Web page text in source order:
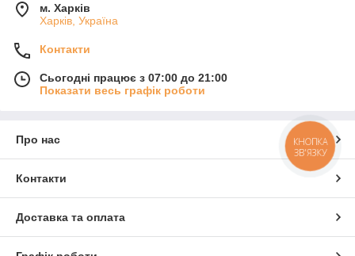
м. Харків
Харків, Україна
Контакти
Сьогодні працює з 07:00 до 21:00
Показати весь графік роботи
Про нас
Контакти
Доставка та оплата
КНОПКА
ЗВ'ЯЗКУ